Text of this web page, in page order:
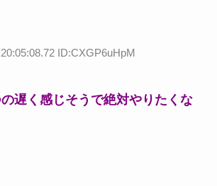
ID:CXGP6uHpM
遅く感じそうで絶対やりたくな